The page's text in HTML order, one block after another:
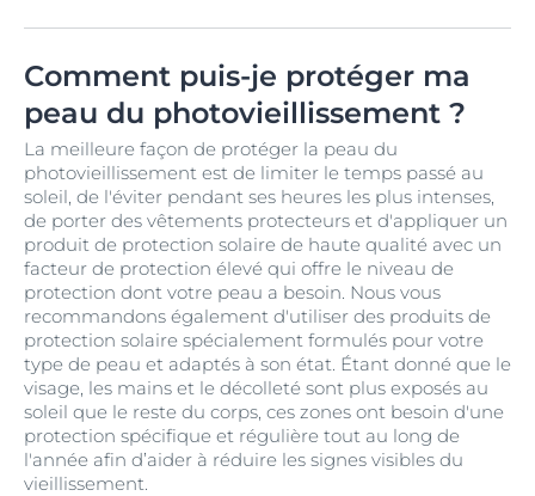
Comment puis-je protéger ma
peau du photovieillissement ?
La meilleure façon de protéger la peau du
photovieillissement est de limiter le temps passé au
soleil, de l'éviter pendant ses heures les plus intenses,
de porter des vêtements protecteurs et d'appliquer un
produit de protection solaire de haute qualité avec un
facteur de protection élevé qui offre le niveau de
protection dont votre peau a besoin. Nous vous
recommandons également d'utiliser des produits de
protection solaire spécialement formulés pour votre
type de peau et adaptés à son état. Étant donné que le
visage, les mains et le décolleté sont plus exposés au
soleil que le reste du corps, ces zones ont besoin d'une
protection spécifique et régulière tout au long de
l'année afin d’aider à réduire les signes visibles du
vieillissement.